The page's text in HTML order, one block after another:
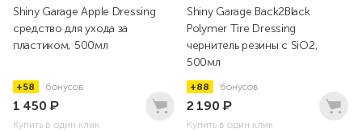
Shiny Garage Apple Dressing
средство для ухода за
пластиком, 500мл
+58 бонусов
1 450₽
Купить в один клик
Shiny Garage Back2Black
Polymer Tire Dressing
чернитель резины с SiO2,
500мл
+88 бонусов
2 190₽
Купить в один клик